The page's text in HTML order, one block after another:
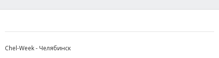
Chel-Week - Челябинск